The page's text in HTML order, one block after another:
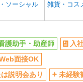
ソーシャル
雑貨・コス
護助手・助産師
入
面接OK
説明会あり
未経験